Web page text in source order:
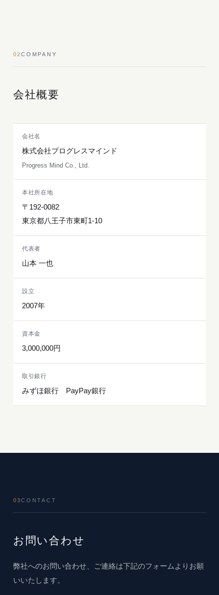
02COMPANY
会社概要
会社名
株式会社プログレスマインド
Progress Mind Co., Ltd.
本社所在地
〒192-0082
東京都八王子市東町1-10
代表者
山本 一也
設立
2007年
資本金
3,000,000円
取引銀行
みずほ銀行 PayPay銀行
03CONTACT
お問い合わせ
弊社へのお問い合わせ、ご連絡は下記のフォームよりお願
いいたします。